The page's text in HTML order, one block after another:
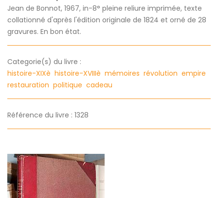
Jean de Bonnot, 1967, in-8° pleine reliure imprimée, texte
collationné d'après l'édition originale de 1824 et orné de 28
gravures. En bon état.
Categorie(s) du livre :
histoire-XIXè histoire-XVIIIè mémoires révolution empire
restauration politique cadeau
Référence du livre : 1328